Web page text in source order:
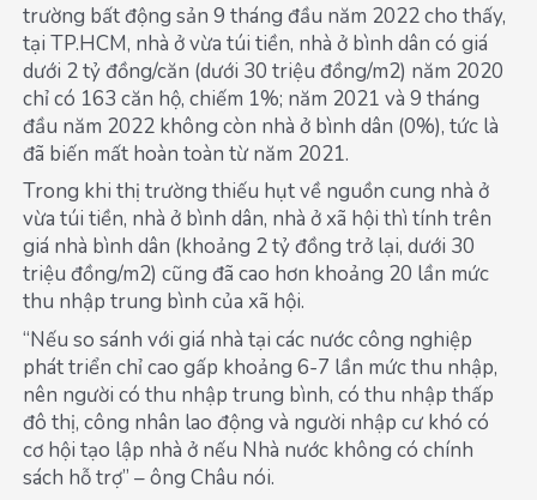
trường bất động sản 9 tháng đầu năm 2022 cho thấy,
tại TP.HCM, nhà ở vừa túi tiền, nhà ở bình dân có giá
dưới 2 tỷ đồng/căn (dưới 30 triệu đồng/m2) năm 2020
chỉ có 163 căn hộ, chiếm 1%; năm 2021 và 9 tháng
đầu năm 2022 không còn nhà ở bình dân (0%), tức là
đã biến mất hoàn toàn từ năm 2021.
Trong khi thị trường thiếu hụt về nguồn cung nhà ở
vừa túi tiền, nhà ở bình dân, nhà ở xã hội thì tính trên
giá nhà bình dân (khoảng 2 tỷ đồng trở lại, dưới 30
triệu đồng/m2) cũng đã cao hơn khoảng 20 lần mức
thu nhập trung bình của xã hội.
“Nếu so sánh với giá nhà tại các nước công nghiệp
phát triển chỉ cao gấp khoảng 6-7 lần mức thu nhập,
nên người có thu nhập trung bình, có thu nhập thấp
đô thị, công nhân lao động và người nhập cư khó có
cơ hội tạo lập nhà ở nếu Nhà nước không có chính
sách hỗ trợ” – ông Châu nói.